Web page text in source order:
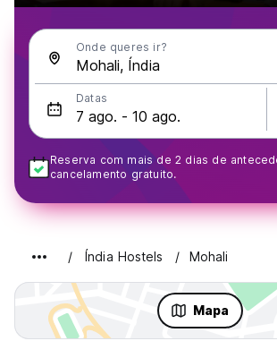
Onde queres ir?
Datas
Reserva com mais de 2 dias de
cancelamento gratuito.
Índia Hostels Mohali
Mapa